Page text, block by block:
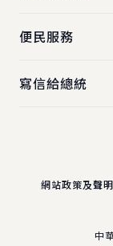
便民服務
寫信給總統
網站政策及聲明
中